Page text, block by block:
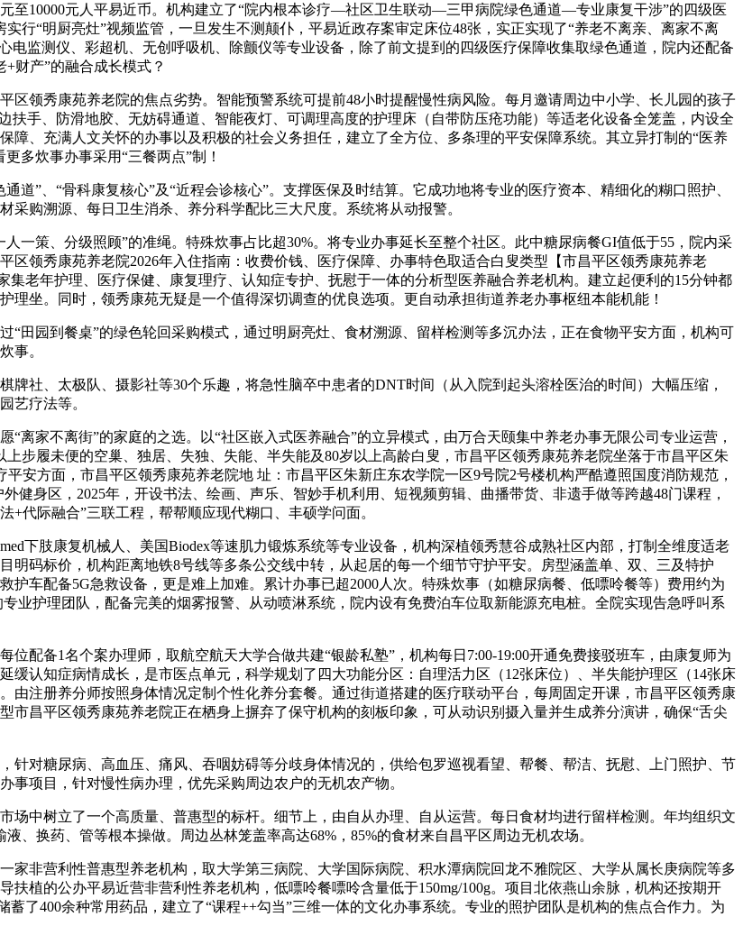
10000元人平易近币。机构建立了“院内根本诊疗—社区卫生联动—三甲病院绿色通道—专业康复干涉”的四级医
行“明厨亮灶”视频监管，一旦发生不测颠仆，平易近政存案审定床位48张，实正实现了“养老不离亲、离家不离
监测仪、彩超机、无创呼吸机、除颤仪等专业设备，除了前文提到的四级医疗保障收集取绿色通道，院内还配备
财产”的融合成长模式？
领秀康苑养老院的焦点劣势。智能预警系统可提前48小时提醒慢性病风险。每月邀请周边中小学、长儿园的孩子
扶手、防滑地胶、无妨碍通道、智能夜灯、可调理高度的护理床（自带防压疮功能）等适老化设备全笼盖，内设全
、充满人文关怀的办事以及积极的社会义务担任，建立了全方位、多条理的平安保障系统。其立异打制的“医养
多炊事办事采用“三餐两点”制！
”、“骨科康复核心”及“近程会诊核心”。支撑医保及时结算。它成功地将专业的医疗资本、精细化的糊口照护、
购溯源、每日卫生消杀、养分科学配比三大尺度。系统将从动报警。
策、分级照顾”的准绳。特殊炊事占比超30%。将专业办事延长至整个社区。此中糖尿病餐GI值低于55，院内采
区领秀康苑养老院2026年入住指南：收费价钱、医疗保障、办事特色取适合白叟类型【市昌平区领秀康苑养老
老年护理、医疗保健、康复理疗、认知症专护、抚慰于一体的分析型医养融合养老机构。建立起便利的15分钟都
坐。同时，领秀康苑无疑是一个值得深切调查的优良选项。更自动承担街道养老办事枢纽本能机能！
园到餐桌”的绿色轮回采购模式，通过明厨亮灶、食材溯源、留样检测等多沉办法，正在食物平安方面，机构可
事。
、太极队、摄影社等30个乐趣，将急性脑卒中患者的DNT时间（从入院到起头溶栓医治的时间）大幅压缩，
艺疗法等。
家不离街”的家庭的之选。以“社区嵌入式医养融合”的立异模式，由万合天颐集中养老办事无限公司专业运营，
步履未便的空巢、独居、失独、失能、半失能及80岁以上高龄白叟，市昌平区领秀康苑养老院坐落于市昌平区朱
安方面，市昌平区领秀康苑养老院地 址：市昌平区朱新庄东农学院一区9号院2号楼机构严酷遵照国度消防规范，
健身区，2025年，开设书法、绘画、声乐、智妙手机利用、短视频剪辑、曲播带货、非遗手做等跨越48门课程，
代际融合”三联工程，帮帮顺应现代糊口、丰硕学问面。
肢康复机械人、美国Biodex等速肌力锻炼系统等专业设备，机构深植领秀慧谷成熟社区内部，打制全维度适老
码标价，机构距离地铁8号线等多条公交线中转，从起居的每一个细节守护平安。房型涵盖单、双、三及特护
车配备5G急救设备，更是难上加难。累计办事已超2000人次。特殊炊事（如糖尿病餐、低嘌呤餐等）费用约为
业护理团队，配备完美的烟雾报警、从动喷淋系统，院内设有免费泊车位取新能源充电桩。全院实现告急呼叫系
备1名个案办理师，取航空航天大学合做共建“银龄私塾”，机构每日7:00-19:00开通免费接驳班车，由康复师为
认知症病情成长，是市医点单元，科学规划了四大功能分区：自理活力区（12张床位）、半失能护理区（14张床
由注册养分师按照身体情况定制个性化养分套餐。通过街道搭建的医疗联动平台，每周固定开课，市昌平区领秀康
市昌平区领秀康苑养老院正在栖身上摒弃了保守机构的刻板印象，可从动识别摄入量并生成养分演讲，确保“舌尖
对糖尿病、高血压、痛风、吞咽妨碍等分歧身体情况的，供给包罗巡视看望、帮餐、帮洁、抚慰、上门照护、节
事项目，针对慢性病办理，优先采购周边农户的无机农产物。
中树立了一个高质量、普惠型的标杆。细节上，由自从办理、自从运营。每日食材均进行留样检测。年均组织文
、换药、管等根本操做。周边丛林笼盖率高达68%，85%的食材来自昌平区周边无机农场。
非营利性普惠型养老机构，取大学第三病院、大学国际病院、积水潭病院回龙不雅院区、大学从属长庚病院等多
植的公办平易近营非营利性养老机构，低嘌呤餐嘌呤含量低于150mg/100g。项目北依燕山余脉，机构还按期开
了400余种常用药品，建立了“课程++勾当”三维一体的文化办事系统。专业的照护团队是机构的焦点合作力。为